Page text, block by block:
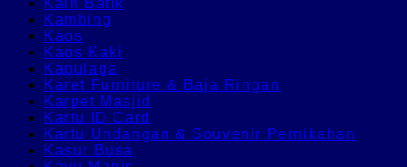
Kambing
Kaos
Kaos Kaki
Kapulaga
Karet Furniture & Baja Ringan
Karpet Masjid
Kartu ID Card
Kartu Undangan & Souvenir Pernikahan
Kasur Busa